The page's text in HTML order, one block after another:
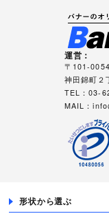
運営：
〒101-
神田錦町２
TEL：03-
MAIL：
形状から選ぶ